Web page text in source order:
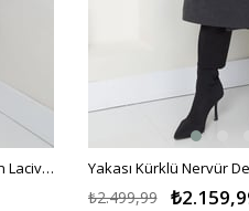
Yakası Kürklü Nervür Detaylı Kaşe Kaban Lacivert HM2576
₺2.499,99